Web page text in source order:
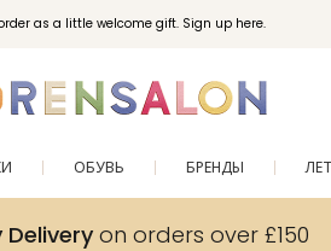
as a little welcome gift. Sign up here.
ОБУВЬ БРЕНДЫ
Deliveryon orders over £150